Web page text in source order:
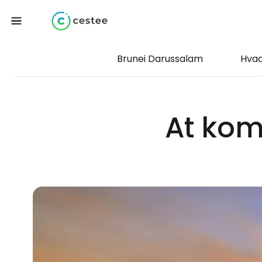
Brunei Darussalam
At